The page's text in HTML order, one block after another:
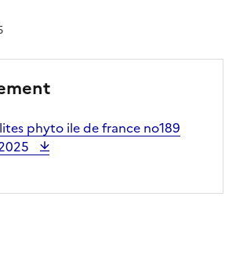
phyto ile de france no189